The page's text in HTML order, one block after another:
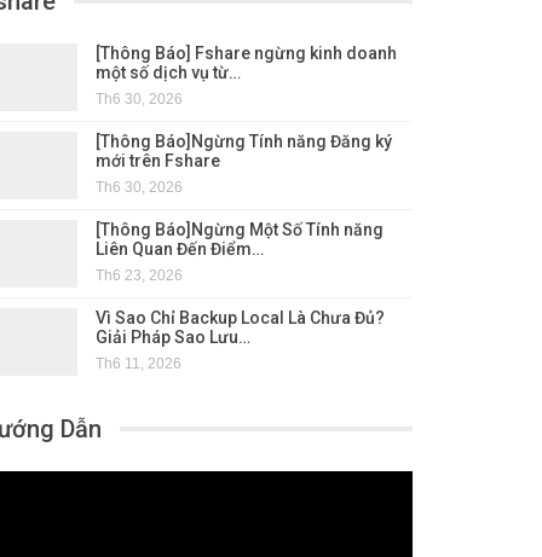
[Thông Báo] Fshare ngừng kinh doanh
một số dịch vụ từ…
Th6 30, 2026
[Thông Báo]Ngừng Tính năng Đăng ký
mới trên Fshare
Th6 30, 2026
[Thông Báo]Ngừng Một Số Tính năng
Liên Quan Đến Điểm…
Th6 23, 2026
Vì Sao Chỉ Backup Local Là Chưa Đủ?
Giải Pháp Sao Lưu…
Th6 11, 2026
Dẫn